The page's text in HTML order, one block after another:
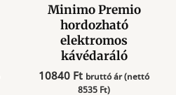
Minimo Premio
hordozható
elektromos
kávédaráló
10840 Ft bruttó ár (nettó
8535 Ft)